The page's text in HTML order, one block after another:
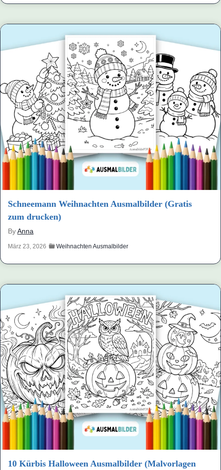
Schneemann Weihnachten Ausmalbilder (Gratis
zum drucken)
ByAnna
März 23, 2026 Weihnachten Ausmalbilder
10 Kürbis Halloween Ausmalbilder (Malvorlagen